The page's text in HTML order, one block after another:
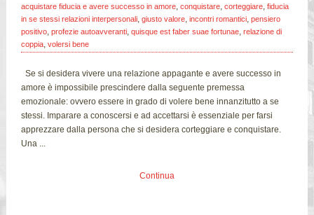
acquistare fiducia e avere successo in amore,conquistare,corteggiare,fiducia
in se stessi relazioni interpersonali,giusto valore,incontri romantici,pensiero
positivo,profezie autoavveranti,quisque est faber suae fortunae,relazione di
coppia,volersi bene
Se si desidera vivere una relazione appagante e avere successo in
amore è impossibile prescindere dalla seguente premessa
emozionale: ovvero essere in grado di volere bene innanzitutto a se
stessi. Imparare a conoscersi e ad accettarsi è essenziale per farsi
apprezzare dalla persona che si desidera corteggiare e conquistare.
Una ...
Continua